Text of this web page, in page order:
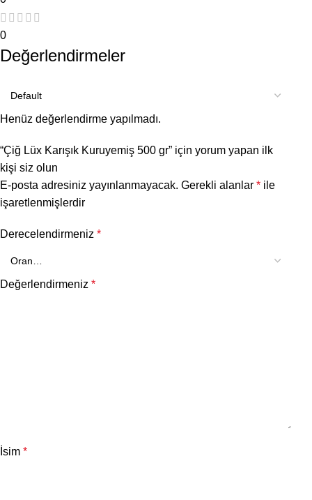
0
Değerlendirmeler
Henüz değerlendirme yapılmadı.
“Çiğ Lüx Karışık Kuruyemiş 500 gr” için yorum yapan ilk
kişi siz olun
E-posta adresiniz yayınlanmayacak. Gerekli alanlar* ile
işaretlenmişlerdir
Derecelendirmeniz*
Değerlendirmeniz*
İsim*